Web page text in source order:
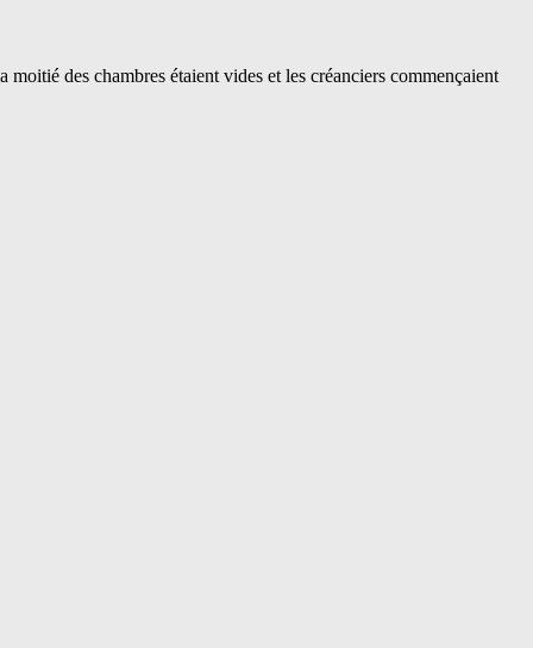
des chambres étaient vides et les créanciers commençaient